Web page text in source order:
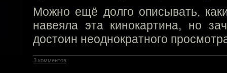
Можно ещё долго описывать,
навеяла эта кинокартина, но
достоин неоднократного
3 комментов